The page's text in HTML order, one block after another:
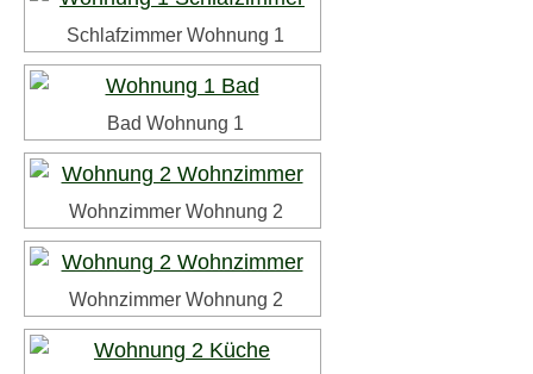
Schlafzimmer Wohnung 1
Bad Wohnung 1
Wohnzimmer Wohnung 2
Wohnzimmer Wohnung 2